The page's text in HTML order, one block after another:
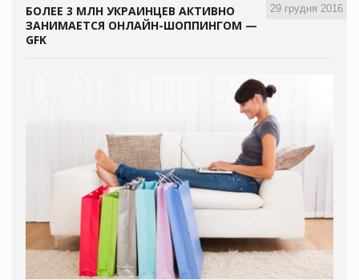
29 грудня 2016
БОЛЕЕ 3 МЛН УКРАИНЦЕВ АКТИВНО
ЗАНИМАЕТСЯ ОНЛАЙН-ШОППИНГОМ —
GFK